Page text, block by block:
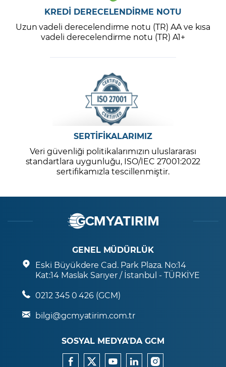
KREDİ DERECELENDİRME NOTU
Uzun vadeli derecelendirme notu (TR) AA ve kısa
vadeli derecelendirme notu (TR) A1+
SERTİFİKALARIMIZ
Veri güvenliği politikalarımızın uluslararası
standartlara uygunluğu, ISO/IEC 27001:2022
sertifikamızla tescillenmiştir.
GENEL MÜDÜRLÜK
Eski Büyükdere Cad. Park Plaza. No:14
Kat:14 Maslak Sarıyer / İstanbul - TÜRKİYE
0212 345 0 426 (GCM)
bilgi@gcmyatirim.com.tr
SOSYAL MEDYA’DA GCM